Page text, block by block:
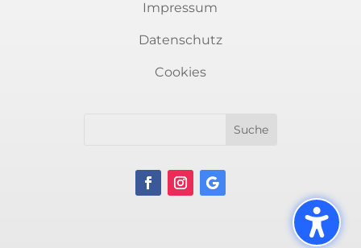
Impressum
Datenschutz
Cookies
Sie möchten auf dem Laufenden bleiben?
melden Sie sich für unseren Newsletter an.